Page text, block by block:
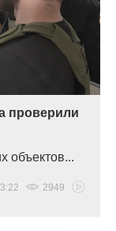
проверили
объектов...
2949